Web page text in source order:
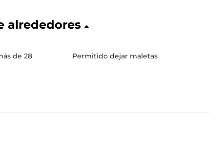
alrededores
de 28
Permitido dejar maletas